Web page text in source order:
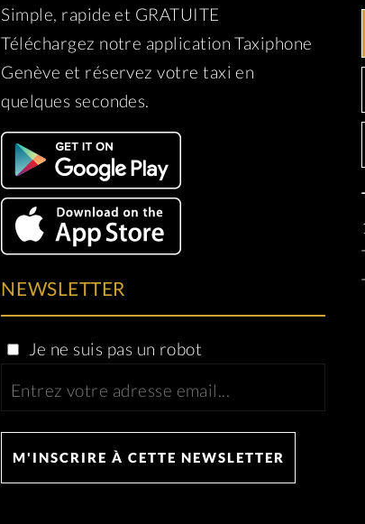
Simple, rapide et GRATUITE
Téléchargez notre application Taxiphone
Genève et réservez votre taxi en
quelques secondes.
NEWSLETTER
Je ne suis pas un robot